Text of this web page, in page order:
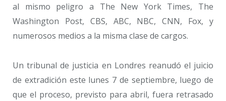
al mismo peligro a The New York Times, The
Washington Post, CBS, ABC, NBC, CNN, Fox, y
numerosos medios a la misma clase de cargos.
Un tribunal de justicia en Londres reanudó el juicio
de extradición este lunes 7 de septiembre, luego de
que el proceso, previsto para abril, fuera retrasado